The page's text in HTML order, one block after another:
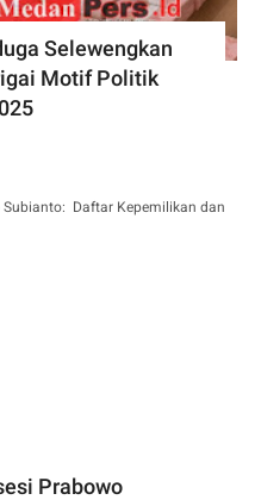
Selewengkan
Motif Politik
Prabowo